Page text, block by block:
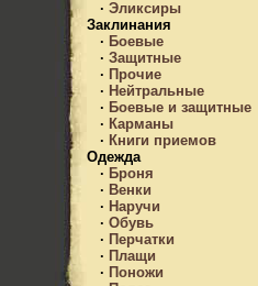
· Эликсиры
Заклинания
· Боевые
· Защитные
· Прочие
· Нейтральные
· Боевые и защитные
· Карманы
· Книги приемов
Одежда
· Броня
· Венки
· Наручи
· Обувь
· Перчатки
· Плащи
· Поножи